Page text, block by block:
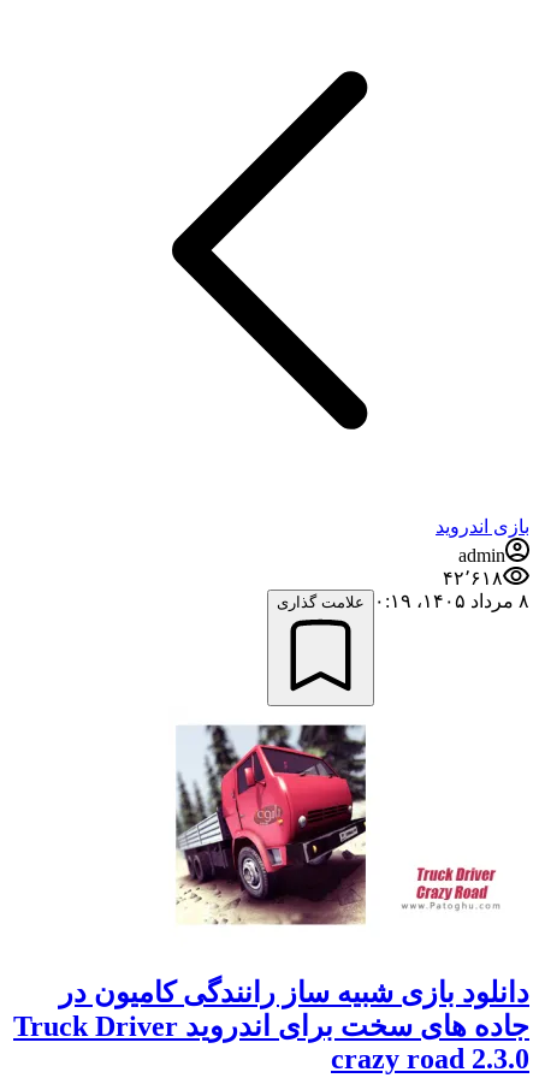
بازی اندروید
admin
۴۲٬۶۱۸
۸ مرداد ۱۴۰۵،‏ ۰:۱۹
علامت گذاری
دانلود بازی شبیه ساز رانندگی کامیون در
جاده های سخت برای اندروید Truck Driver
crazy road 2.3.0